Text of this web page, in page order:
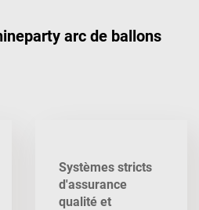
arc de ballons
Systèmes stricts
d'assurance
qualité et